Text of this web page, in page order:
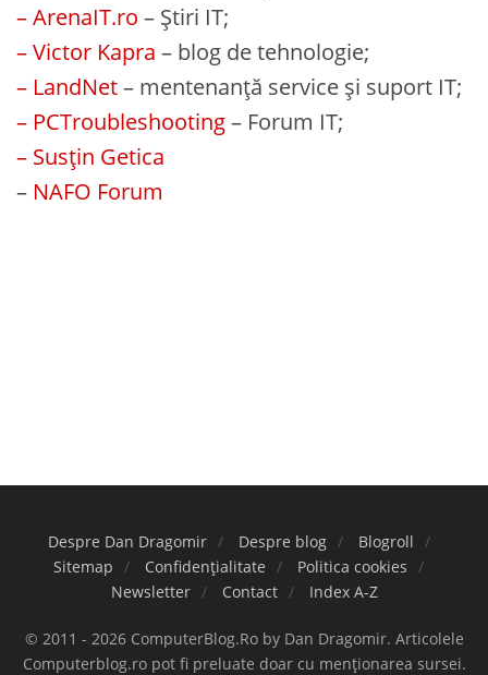
– ArenaIT.ro – Știri IT;
– Victor Kapra – blog de tehnologie;
– LandNet– mentenanță service și suport IT;
– PCTroubleshooting– Forum IT;
– Susțin Getica
– NAFO Forum
Despre Dan Dragomir Despre blog
Blogroll
Sitemap
Confidențialitate
Politica cookies
Newsletter
Contact Index A-Z
© 2011 - 2026 ComputerBlog.Ro by Dan Dragomir. Articolele
Computerblog.ro pot fi preluate doar cu menționarea sursei.